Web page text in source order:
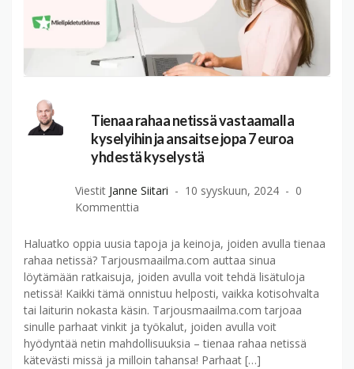
Tienaa rahaa netissä vastaamalla
kyselyihin ja ansaitse jopa 7 euroa
yhdestä kyselystä
Viestit Janne Siitari 10 syyskuun, 2024
0
Kommenttia
Haluatko oppia uusia tapoja ja keinoja, joiden avulla tienaa
rahaa netissä? Tarjousmaailma.com auttaa sinua
löytämään ratkaisuja, joiden avulla voit tehdä lisätuloja
netissä! Kaikki tämä onnistuu helposti, vaikka kotisohvalta
tai laiturin nokasta käsin. Tarjousmaailma.com tarjoaa
sinulle parhaat vinkit ja työkalut, joiden avulla voit
hyödyntää netin mahdollisuuksia – tienaa rahaa netissä
kätevästi missä ja milloin tahansa! Parhaat […]